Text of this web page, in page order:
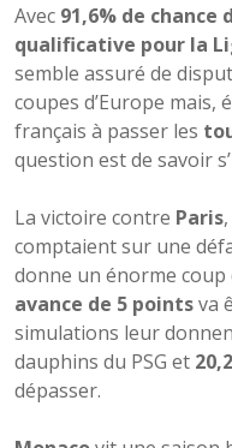
Avec 91,6% de chance
qualificative pour la
semble assuré de
coupes d’Europe mais,
français à passer les
question est de savoir
La victoire contre Paris
comptaient sur une
donne un énorme
avance de 5 pointsva
simulations leur
dauphins du PSG et
dépasser.